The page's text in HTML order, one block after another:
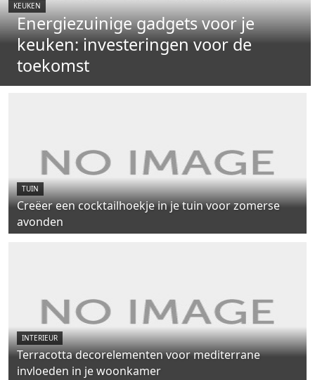
KEUKEN
Energiezuinige gadgets voor je
keuken: investeringen voor de
toekomst
TUIN
Creëer een cocktailhoekje in je tuin voor zomerse
avonden
INTERIEUR
Terracotta decorelementen voor mediterrane
invloeden in je woonkamer